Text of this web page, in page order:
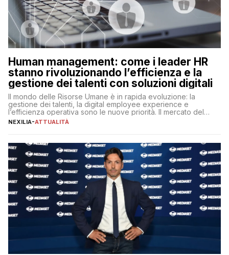
Human management: come i leader HR
stanno rivoluzionando l’efficienza e la
gestione dei talenti con soluzioni digitali
Il mondo delle Risorse Umane è in rapida evoluzione: la
gestione dei talenti, la digital employee experience e
l’efficienza operativa sono le nuove priorità. Il mercato del
lavoro, d’altra parte, è sempre più competitivo con una lotta
NEXILIA-ATTUALITÀ